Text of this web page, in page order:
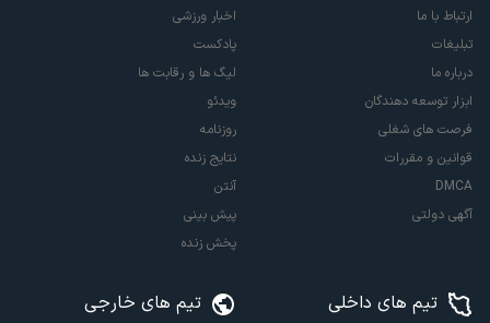
ارتباط با ما
تبلیغات
درباره ما
ابزار توسعه دهندگان
فرصت های شغلی
قوانین و مقررات
DMCA
آگهی دولتی
اخبار ورزشی
پادکست
لیگ ها و رقابت ها
ویدئو
روزنامه
نتایج زنده
آنتن
پیش بینی
پخش زنده
تیم های داخلی تیم های خارجی